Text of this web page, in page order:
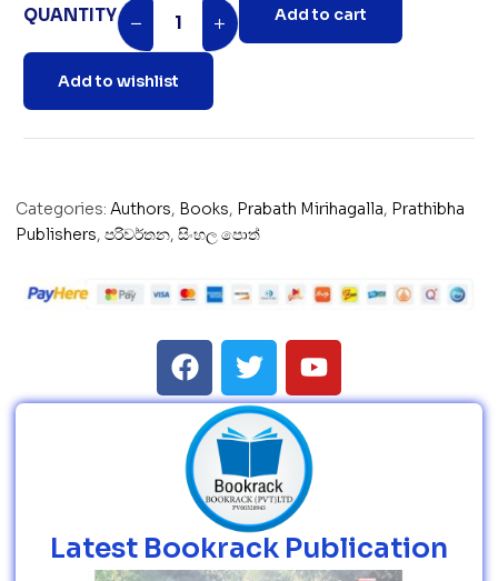
QUANTITY Add to cart
Add to wishlist
Categories: Authors, Books, Prabath Mirihagalla, Prathibha
Publishers, පරිවර්තන, සිංහල පොත්
Latest Bookrack Publication